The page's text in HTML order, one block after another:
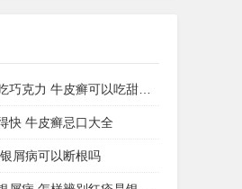
克力 牛皮癣可以吃甜品吗
快 牛皮癣忌口大全
屑病可以断根吗